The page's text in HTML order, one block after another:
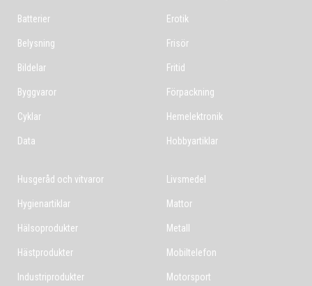
Batterier
Belysning
Bildelar
Byggvaror
Cyklar
Data
Erotik
Frisör
Fritid
Förpackning
Hemelektronik
Hobbyartiklar
Husgeråd och vitvaror
Hygienartiklar
Hälsoprodukter
Hästprodukter
Industriprodukter
Livsmedel
Mattor
Metall
Mobiltelefon
Motorsport